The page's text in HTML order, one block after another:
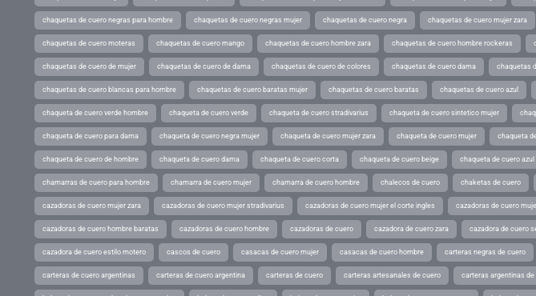
chaquetas de cuero negras para hombre chaquetas de cuero negras mujer chaquetas de cuero negra chaquetas de cuero mujer zara
chaquetas de cuero moteras chaquetas de cuero mango chaquetas de cuero hombre zara chaquetas de cuero hombre rockeras
chaquetas de cuero de mujer chaquetas de cuero de dama chaquetas de cuero de colores chaquetas de cuero dama chaquetas
chaquetas de cuero blancas para hombre chaquetas de cuero baratas mujer chaquetas de cuero baratas chaquetas de cuero azul
chaqueta de cuero verde hombre chaqueta de cuero verde chaqueta de cuero stradivarius chaqueta de cuero sintetico mujer
chaqueta de cuero para dama chaqueta de cuero negra mujer chaqueta de cuero mujer zara chaqueta de cuero mujer chaqueta
chaqueta de cuero de hombre chaqueta de cuero dama chaqueta de cuero corta chaqueta de cuero beige chaqueta de cuero azul
chamarras de cuero para hombre chamarra de cuero mujer chamarra de cuero hombre chalecos de cuero chaketas de cuero
cazadoras de cuero mujer zara cazadoras de cuero mujer stradivarius cazadoras de cuero mujer el corte ingles cazadoras de cuero
cazadoras de cuero hombre baratas cazadoras de cuero hombre cazadoras de cuero cazadora de cuero zara cazadora de cuero
cazadora de cuero estilo motero cascos de cuero casacas de cuero mujer casacas de cuero hombre carteras negras de cuero
carteras de cuero argentinas carteras de cuero argentina carteras de cuero carteras artesanales de cuero carteras argentinas de